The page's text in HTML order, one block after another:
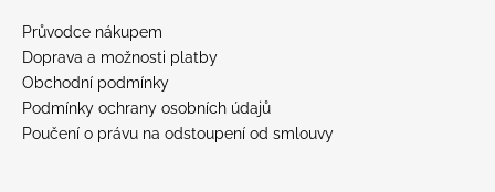
Průvodce nákupem
Doprava a možnosti platby
Obchodní podmínky
Podmínky ochrany osobních údajů
Poučení o právu na odstoupení od smlouvy